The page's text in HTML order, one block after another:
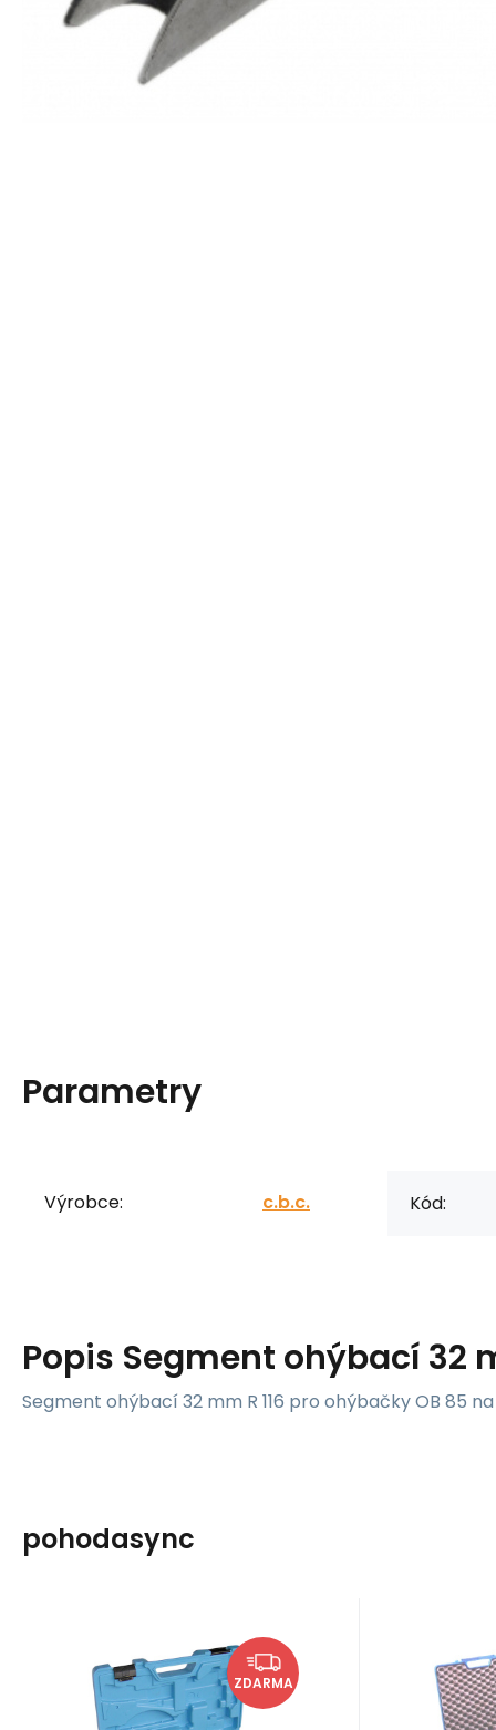
Parametry
Výrobce: c.b.c. Kód:
Popis Segment ohýbací 32
Segment ohýbací 32 mm R 116 pro ohýbačky OB 85
pohodasync
ZDARMA
Ohýbačka
hydraulická OB 85 S
638470
12 584Kč
Skladem
Ohýbačka hydraulická OSB
85 .
c.b.c.
set
OSB